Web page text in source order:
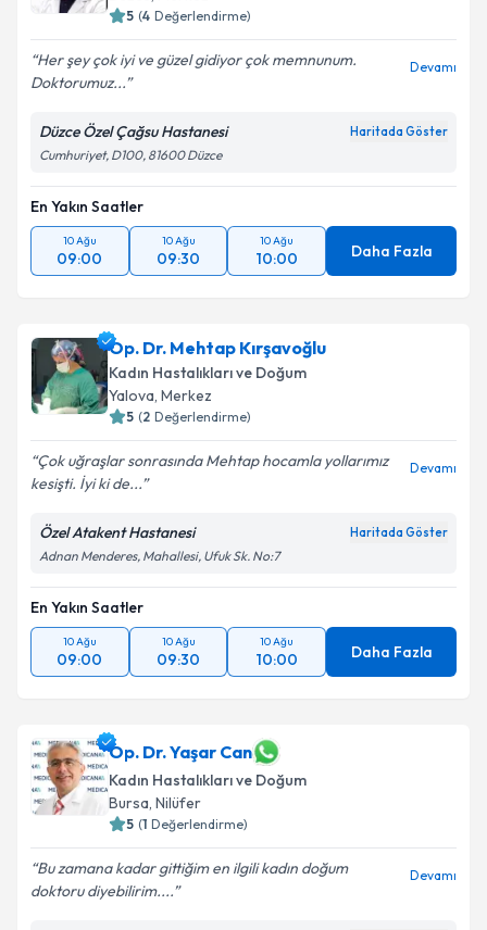
5 (4 Değerlendirme)
Her şey çok iyi ve güzel gidiyor çok memnunum.
Doktorumuz...
Devamı
Düzce Özel Çağsu Hastanesi Haritada Göster
Cumhuriyet, D100, 81600 Düzce
En Yakın Saatler
10 Ağu
09:00
10 Ağu
09:30
10 Ağu
10:00 Daha Fazla
Op. Dr. Mehtap Kırşavoğlu
Kadın Hastalıkları ve Doğum
Yalova, Merkez
5 (2 Değerlendirme)
Çok uğraşlar sonrasında Mehtap hocamla yollarımız
kesişti. İyi ki de...
Devamı
Özel Atakent Hastanesi Haritada Göster
Adnan Menderes, Mahallesi, Ufuk Sk. No:7
En Yakın Saatler
10 Ağu
09:00
10 Ağu
09:30
10 Ağu
10:00 Daha Fazla
Op. Dr. Yaşar Can
Kadın Hastalıkları ve Doğum
Bursa, Nilüfer
5 (1 Değerlendirme)
Bu zamana kadar gittiğim en ilgili kadın doğum
doktoru diyebilirim....
Devamı